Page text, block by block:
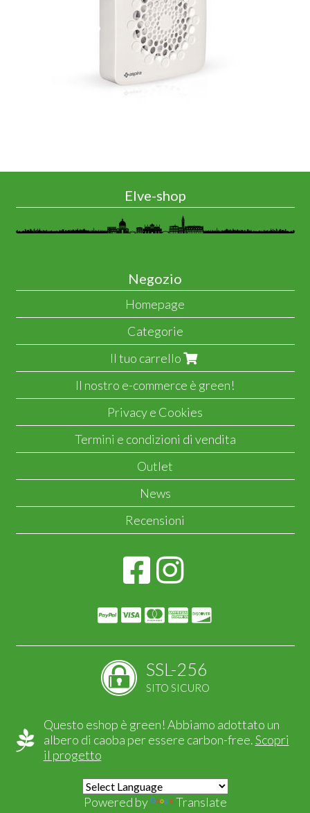
Elve-shop
Negozio
Homepage
Categorie
Il tuo carrello
Il nostro e-commerce è green!
Privacy e Cookies
Termini e condizioni di vendita
Outlet
News
Recensioni
SSL-256
SITO SICURO
Questo eshop è green! Abbiamo adottato un
albero di caoba per essere carbon-free.Scopri
il progetto
Powered by Translate